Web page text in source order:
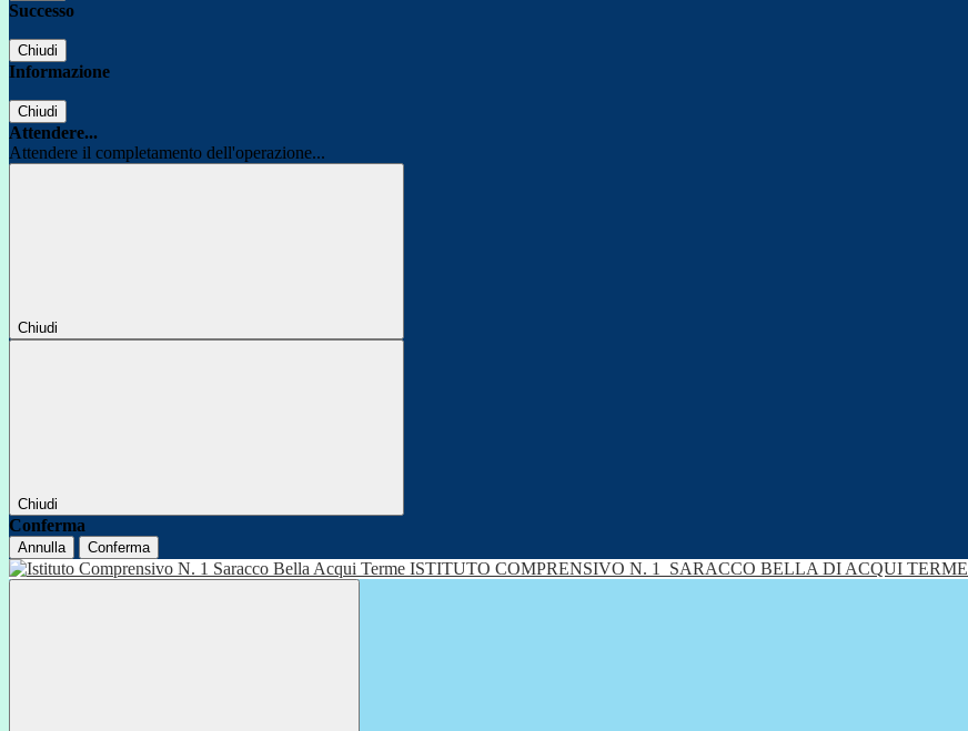
Successo
Chiudi
Informazione
Chiudi
Attendere...
Attendere il completamento dell'operazione...
Chiudi
Chiudi
Conferma
Annulla Conferma
ISTITUTO COMPRENSIVO N. 1 SARACCO BELLA DI ACQUI TERME